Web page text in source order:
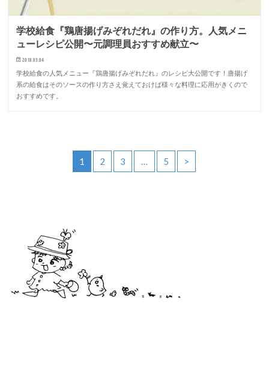
学校給食『鶏唐揚げみぞれだれ』の作り方。人気メニ
ューレシピ公開〜元調理員おすすめ献立〜
2018.03.04
学校給食の人気メニュー『鶏唐揚げみぞれだれ』のレシピ大公開です！唐揚げ
系の給食はそのソースの作り方さえ覚えておけば様々な料理に応用がきくので
おすすめです。
1 2 3 5 >